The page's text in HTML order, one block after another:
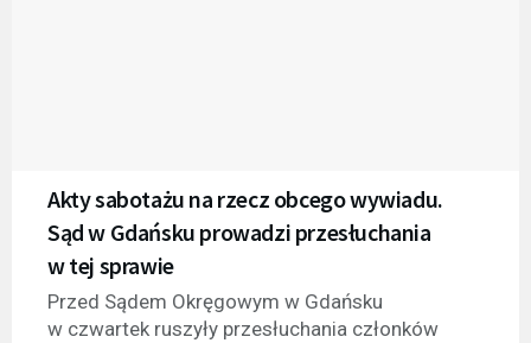
Akty sabotażu na rzecz obcego wywiadu.
Sąd w Gdańsku prowadzi przesłuchania
w tej sprawie
Przed Sądem Okręgowym w Gdańsku
w czwartek ruszyły przesłuchania członków